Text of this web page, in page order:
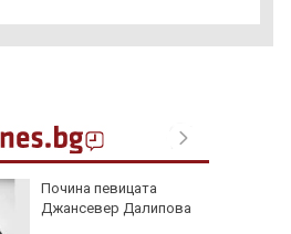
Почина певицата
Джансевер Далипова